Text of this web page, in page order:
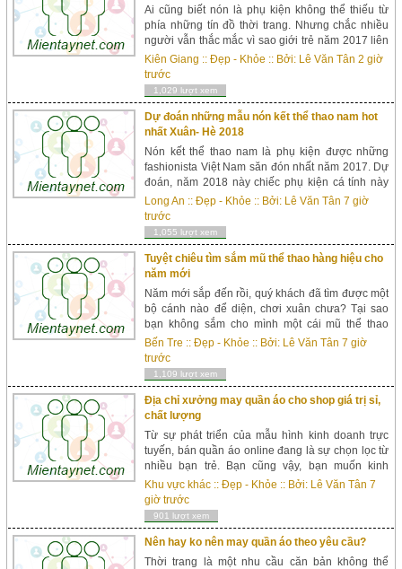
Ai cũng biết nón là phụ kiện không thể thiếu từ
phía những tín đồ thời trang. Nhưng chắc nhiều
người vẫn thắc mắc vì sao giới trẻ năm 2017 liên
tục săn tìm những xưởng may nón theo yêu cầu
và dự đoán năm 2018 xu hướng này vẫn tiếp t...
Kiên Giang ::Đẹp - Khỏe :: Bởi: Lê Văn Tân 2 giờ
trước
1,029 lượt xem
Dự đoán những mẫu nón kết thể thao nam hot
nhất Xuân- Hè 2018
Nón kết thể thao nam là phụ kiện được những
fashionista Việt Nam săn đón nhất năm 2017. Dự
đoán, năm 2018 này chiếc phụ kiện cá tính này
vẫn ko hề hết hot trong giới trẻ. Hãy cùng xem
những mẫu nón sẽ khiến cho phải xu thế năm nay
nhé! ...
Long An ::Đẹp - Khỏe :: Bởi: Lê Văn Tân 7 giờ
trước
1,055 lượt xem
Tuyệt chiêu tìm sắm mũ thể thao hàng hiệu cho
năm mới
Năm mới sắp đến rồi, quý khách đã tìm được một
bộ cánh nào để diện, chơi xuân chưa? Tại sao
bạn không sắm cho mình một cái mũ thể thao
hàng hiệu để có thể kết hợp với tất cả bộ quần áo
du xuân? Hãy cùng tham khả...
Bến Tre ::Đẹp - Khỏe :: Bởi: Lê Văn Tân 7 giờ
trước
1,109 lượt xem
Địa chỉ xưởng may quần áo cho shop giá trị sỉ,
chất lượng
Từ sự phát triển của mẫu hình kinh doanh trực
tuyến, bán quần áo online đang là sự chọn lọc từ
nhiều bạn trẻ. Bạn cũng vậy, bạn muốn kinh
doanh thời trang nhưng chưa biết khởi đầu từ
đâu. Đừng lo lắng, việc đầu tiên bạn cần khiến là
tìm ngay một địa chỉ xưởng...
Khu vực khác ::Đẹp - Khỏe :: Bởi: Lê Văn Tân 7
giờ trước
901 lượt xem
Nên hay ko nên may quần áo theo yêu cầu?
Thời trang là một nhu cầu căn bản không thể